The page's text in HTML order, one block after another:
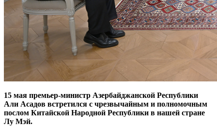
15 мая премьер-министр Азербайджанской Республики
Али Асадов встретился с чрезвычайным и полномочным
послом Китайской Народной Республики в нашей стране
Лу Мэй.